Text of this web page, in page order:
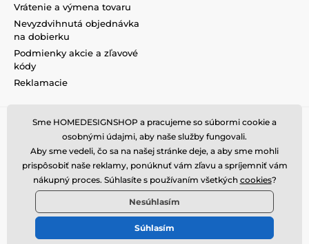
Vrátenie a výmena tovaru
Nevyzdvihnutá objednávka
na dobierku
Podmienky akcie a zľavové
kódy
Reklamacie
Sme HOMEDESIGNSHOP a pracujeme so súbormi cookie a
osobnými údajmi, aby naše služby fungovali.
Aby sme vedeli, čo sa na našej stránke deje, a aby sme mohli
prispôsobiť naše reklamy, ponúknuť vám zľavu a spríjemniť vám
nákupný proces. Súhlasíte s používaním všetkých cookies?
Nesúhlasím
Súhlasím